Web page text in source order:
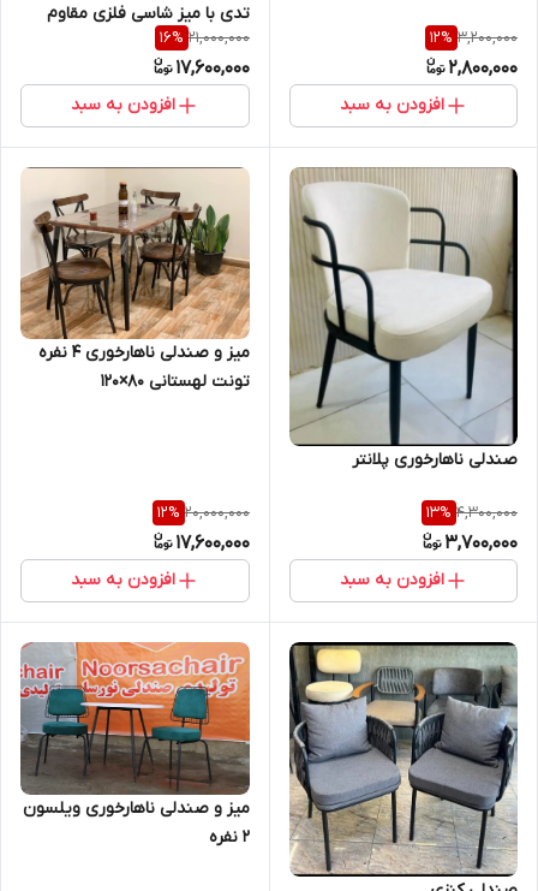
3,200,000
12%
2,800,000
افزودن به سبد
تدی با میز شاسی فلزی مقاوم
برای رستوران و کافه و منازل
21,000,000
16%
17,600,000
افزودن به سبد
صندلی ناهارخوری پلانتر
4,300,000
13%
3,700,000
افزودن به سبد
میز و صندلی ناهارخوری ۴ نفره
تونت لهستانی ۸۰×۱۲۰
20,000,000
12%
17,600,000
افزودن به سبد
میز و صندلی ناهارخوری ویلسون
2 نفره